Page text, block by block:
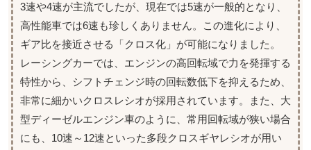
3速や4速が主流でしたが、現在では5速が一般的となり、
高性能車では6速も珍しくありません。この進化により、
ギア比を接近させる「クロス化」が可能になりました。
レーシングカーでは、エンジンの高回転域で力を発揮する
特性から、シフトチェンジ時の回転数低下を抑えるため、
非常に細かいクロスレシオが採用されています。また、大
型ディーゼルエンジン車のように、常用回転域が狭い場合
にも、10速～12速といった多段クロスギヤレシオが用い